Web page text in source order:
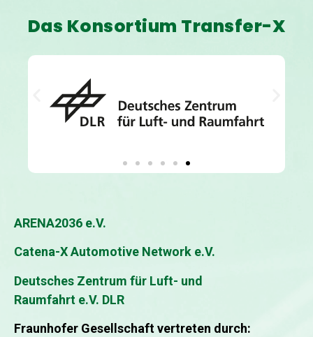
Das Konsortium Transfer-X
ARENA2036 e.V.
Catena-X Automotive Network e.V.
Deutsches Zentrum für Luft- und
Raumfahrt e.V. DLR
Fraunhofer Gesellschaft vertreten durch: